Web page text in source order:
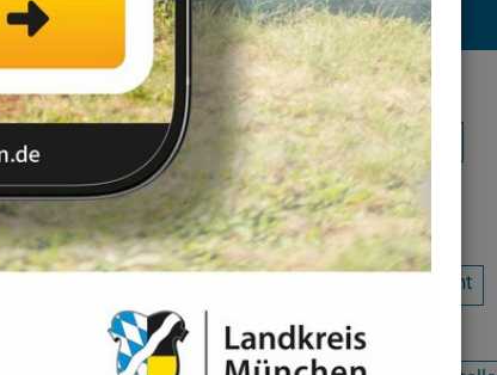
Kategorie
Alle Kategorien Amtsblatt
Arbeit / Gewerbe / Jobcenter
Ausländerrecht & Integration
Bauen und Wohnen
Bürgerschaftliches Engagement
Chancengleichheit